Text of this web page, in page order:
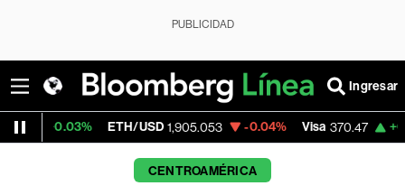
PUBLICIDAD
Ingresar
ETH/USD 1,905.053 -0.04% Visa 370.47 +0.52%
CENTROAMÉRICA